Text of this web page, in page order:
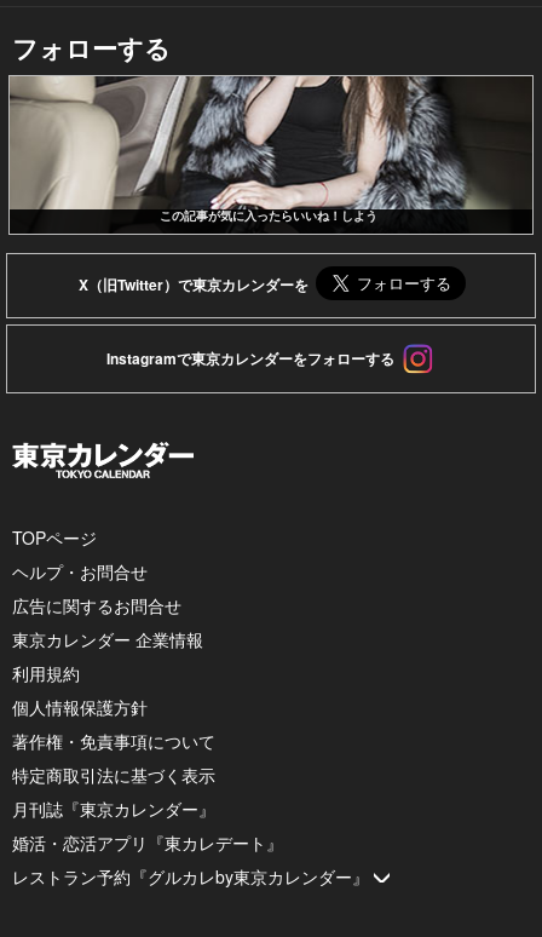
フォローする
この記事が気に入ったらいいね！しよう
X（旧Twitter）で東京カレンダーを
Instagramで東京カレンダーをフォローする
TOPページ
ヘルプ・お問合せ
広告に関するお問合せ
東京カレンダー 企業情報
利用規約
個人情報保護方針
著作権・免責事項について
特定商取引法に基づく表示
月刊誌『東京カレンダー』
婚活・恋活アプリ『東カレデート』
レストラン予約『グルカレby東京カレンダー』